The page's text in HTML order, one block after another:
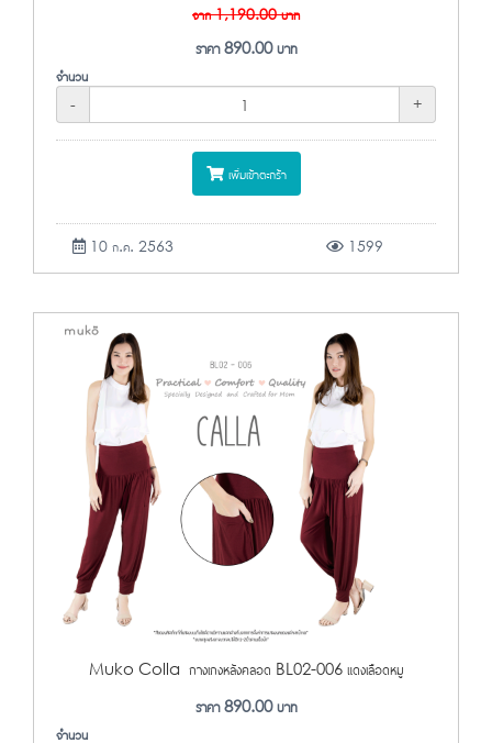
จาก1,190.00บาท
ราคา890.00บาท
จำนวน
-
+
เพิ่มเข้าตะกร้า
10 ก.ค. 2563 1599
Muko Colla กางเกงหลังคลอด BL02-006 แดงเลือดหมู
ราคา890.00บาท
จำนวน